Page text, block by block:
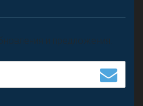
и предложения.